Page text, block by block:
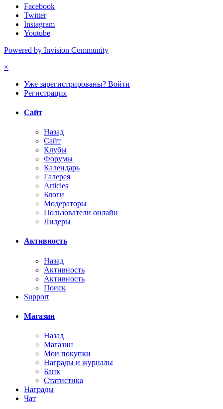
Facebook
Twitter
Instagram
Youtube
Powered by Invision Community
×
Уже зарегистрированы? Войти
Регистрация
Сайт
Назад
Сайт
Клубы
Форумы
Календарь
Галерея
Articles
Блоги
Модераторы
Пользователи онлайн
Лидеры
Активность
Назад
Активность
Активность
Поиск
Support
Магазин
Назад
Магазин
Мои покупки
Награды и журналы
Банк
Статистика
Награды
Чат